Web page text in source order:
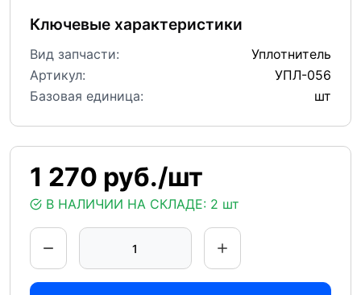
1 270 руб./шт
В НАЛИЧИИ НА СКЛАДЕ: 2 шт
Ключевые характеристики
Вид запчасти:
Уплотнитель
Артикул:
УПЛ-056
Базовая единица:
шт